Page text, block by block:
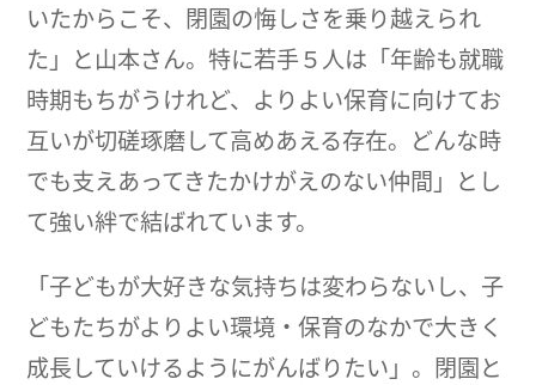
いたからこそ、閉園の悔しさを乗り越えられ
た」と山本さん。特に若手５人は「年齢も就職
時期もちがうけれど、よりよい保育に向けてお
互いが切磋琢磨して高めあえる存在。どんな時
でも支えあってきたかけがえのない仲間」とし
て強い絆で結ばれています。
「子どもが大好きな気持ちは変わらないし、子
どもたちがよりよい環境・保育のなかで大きく
成長していけるようにがんばりたい」。閉園と